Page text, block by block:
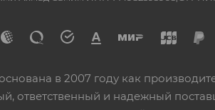
в 2007 году как
ответственный и надежный